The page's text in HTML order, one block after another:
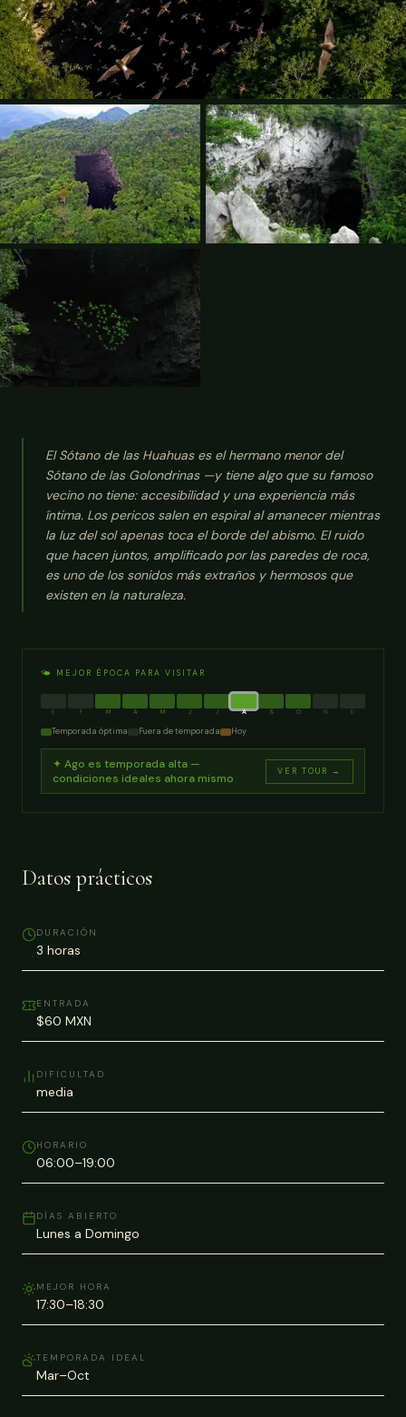
El Sótano de las Huahuas es el hermano menor del
Sótano de las Golondrinas —y tiene algo que su famoso
vecino no tiene: accesibilidad y una experiencia más
íntima. Los pericos salen en espiral al amanecer mientras
la luz del sol apenas toca el borde del abismo. El ruido
que hacen juntos, amplificado por las paredes de roca,
es uno de los sonidos más extraños y hermosos que
existen en la naturaleza.
🌤️ MEJOR ÉPOCA PARA VISITAR
E F M A M J J A S O N D
Temporada óptima Fuera de temporada Hoy
✦ Ago es temporada alta —
condiciones ideales ahora mismo
VER TOUR →
Datos prácticos
DURACIÓN
3 horas
ENTRADA
$60 MXN
DIFICULTAD
media
HORARIO
06:00–19:00
DÍAS ABIERTO
Lunes a Domingo
MEJOR HORA
17:30–18:30
TEMPORADA IDEAL
Mar–Oct